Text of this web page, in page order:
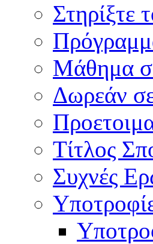
Μάθημα
Δωρεάν
Τίτλος
Συχνές